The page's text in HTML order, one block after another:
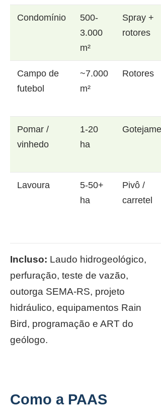
Condomínio
500-
3.000
m²
Spray +
rotores
Campo de
futebol
~7.000
m²
Rotores
Pomar /
vinhedo
1-20
ha
Lavoura
5-50+
ha
Pivô /
carretel
Incluso: Laudo hidrogeológico,
perfuração, teste de vazão,
outorga SEMA-RS, projeto
hidráulico, equipamentos Rain
Bird, programação e ART do
geólogo.
Como a PAAS